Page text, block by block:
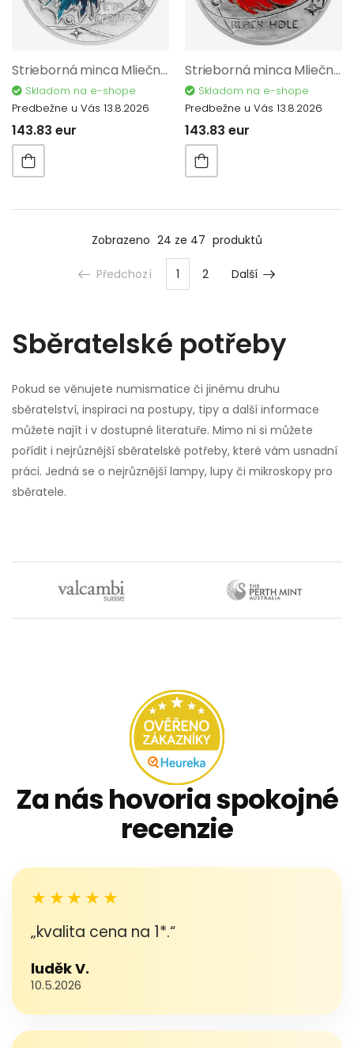
Strieborná minca Mliečna dráha - Eta Carinae proof 12236
Skladom na e-shope
Predbežne u Vás 13.8.2026
143.83 eur
Strieborná minca Mliečna dráha - Čierna diera proof 12199
Skladom na e-shope
Predbežne u Vás 13.8.2026
143.83 eur
Zobrazeno 24 ze 47 produktů
Předchozí 1 2 Další
Sběratelské potřeby
Pokud se věnujete numismatice či jinému druhu
sběratelství, inspiraci na postupy, tipy a další informace
můžete najít i v dostupné literatuře. Mimo ni si můžete
pořídit i nejrůznější sběratelské potřeby, které vám usnadní
práci. Jedná se o nejrůznější lampy, lupy či mikroskopy pro
sběratele.
Za nás hovoria spokojné
recenzie
★★★★★
„kvalita cena na 1*.“
luděk V.
10.5.2026